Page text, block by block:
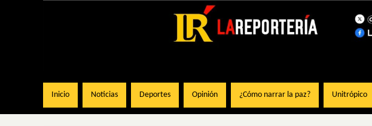
Inicio Noticias Deportes Opinión ¿Cómo narrar la paz? Unitrópico